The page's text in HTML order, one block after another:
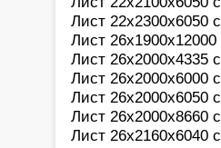
Лист 22х2300х6050
Лист
Лист 26х2000х4335
Лист 26х2000х6000
Лист 26х2000х6050
Лист 26х2000х8660
Лист 26х2160х6040